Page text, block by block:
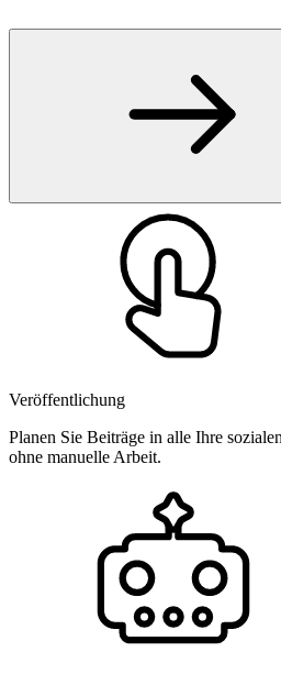
Veröffentlichung
Planen Sie Beiträge in alle Ihre
ohne manuelle Arbeit.